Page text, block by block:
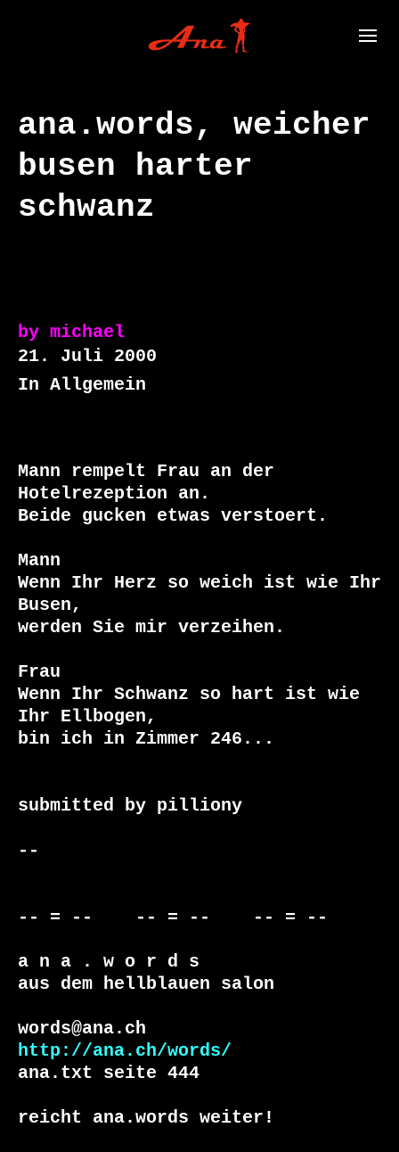
ana.words, weicher
busen harter
schwanz
by michael
21. Juli 2000
In Allgemein
Mann rempelt Frau an der
Hotelrezeption an.
Beide gucken etwas verstoert.
Mann
Wenn Ihr Herz so weich ist wie Ihr
Busen,
werden Sie mir verzeihen.
Frau
Wenn Ihr Schwanz so hart ist wie
Ihr Ellbogen,
bin ich in Zimmer 246...
submitted by pilliony
--
-- = --    -- = --    -- = --
a n a . w o r d s
aus dem hellblauen salon
http://ana.ch/words/
ana.txt seite 444
reicht ana.words weiter!